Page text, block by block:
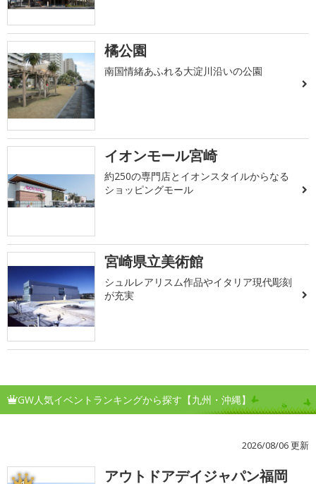
橘公園
南国情緒あふれる大淀川沿いの公園
イオンモール宮崎
約250の専門店とイオンスタイルからなる
ショッピングモール
宮崎県立美術館
シュルレアリスム作品やイタリア現代彫刻
が充実
GW人気イベントランキングから探す【九州・沖縄】
2026/08/06 更新
アウトドアデイジャパン福岡